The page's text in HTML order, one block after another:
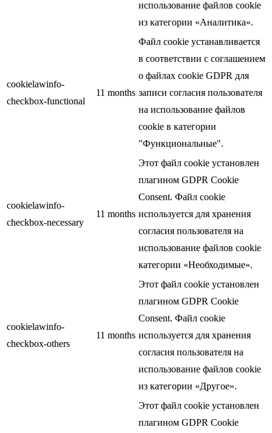
использование файлов cookie
из категории «Аналитика».
cookielawinfo-
checkbox-functional
11 months
Файл cookie устанавливается
в соответствии с соглашением
о файлах cookie GDPR для
записи согласия пользователя
на использование файлов
cookie в категории
"Функциональные".
cookielawinfo-
checkbox-necessary
11 months
Этот файл cookie установлен
плагином GDPR Cookie
Consent. Файл cookie
используется для хранения
согласия пользователя на
использование файлов cookie
категории «Необходимые».
cookielawinfo-
checkbox-others
11 months
Этот файл cookie установлен
плагином GDPR Cookie
Consent. Файл cookie
используется для хранения
согласия пользователя на
использование файлов cookie
из категории «Другое».
Этот файл cookie установлен
плагином GDPR Cookie